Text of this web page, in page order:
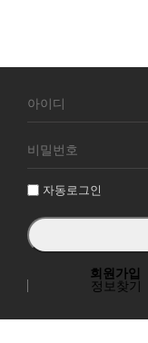
원
그
자동로그인
회원가입
정보찾기